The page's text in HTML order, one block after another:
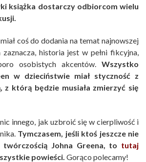
książka dostarczy odbiorcom wielu
coś do dodania na temat najnowszej
historia jest w pełni fikcyjna,
osobistych akcentów. Wszystko
w dzieciństwie miał styczność z
z którą będzie musiała zmierzyć się
innego, jak uzbroić się w cierpliwość i
Tymczasem, jeśli ktoś jeszcze nie
twórczością Johna Greena, to tutaj
powieści. Gorąco polecamy!